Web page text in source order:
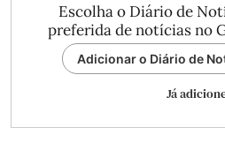
Escolha o Diário de
preferida de notícias no
Adicionar o Diário de
Já